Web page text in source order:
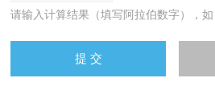
请输入计算结果（填写阿拉伯数字），